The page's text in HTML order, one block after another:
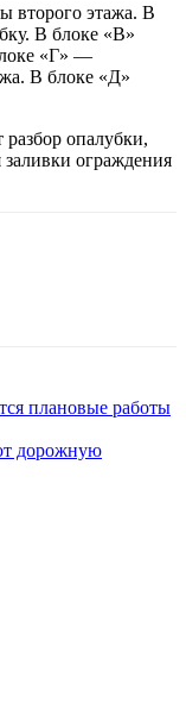
второго этажа. В
В блоке «В»
«Г» —
В блоке «Д»
опалубки,
ограждения
плановые работы
дорожную